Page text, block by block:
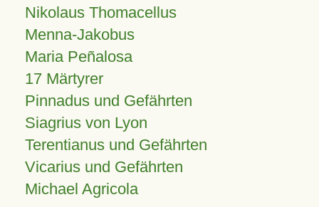
Nikolaus Thomacellus
Menna-Jakobus
Maria Peñalosa
17 Märtyrer
Pinnadus und Gefährten
Siagrius von Lyon
Terentianus und Gefährten
Vicarius und Gefährten
Michael Agricola